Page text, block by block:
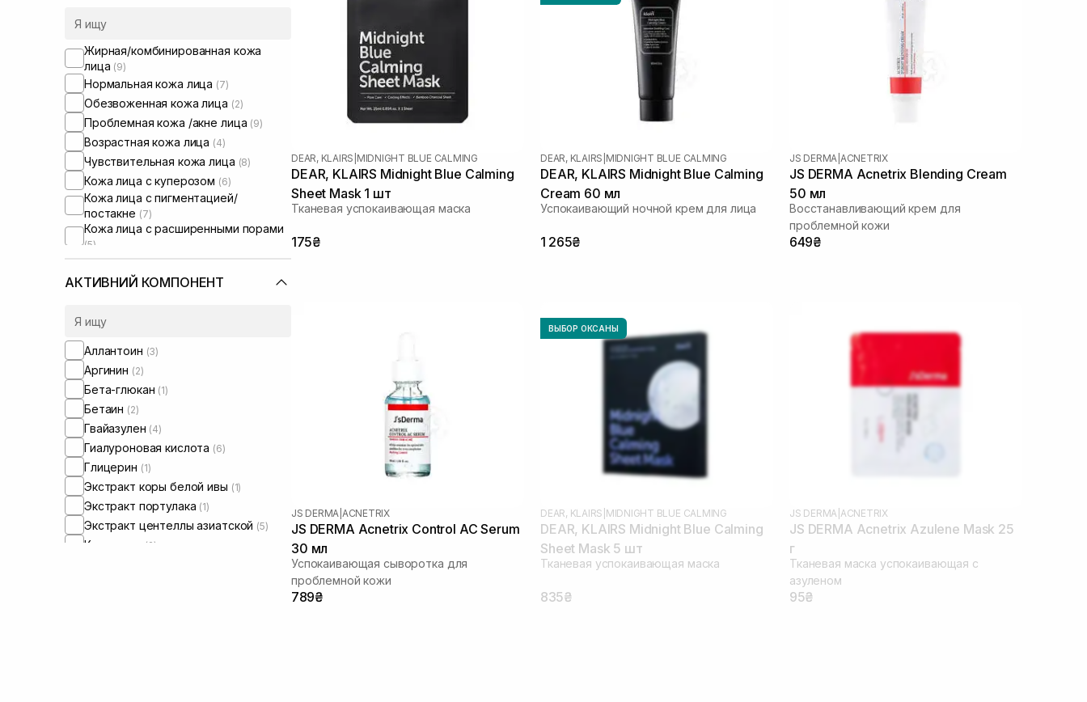
Жирная/комбинированная кожа
лица (9)
Нормальная кожа лица (7)
Обезвоженная кожа лица (2)
Проблемная кожа /акне лица (9)
Возрастная кожа лица (4)
Чувствительная кожа лица (8)
Кожа лица с куперозом (6)
Кожа лица с пигментацией/
постакне (7)
Кожа лица с расширенными порами
(5)
Кожа лица с нарушенным
барьером(4)
Кожа лица с нарушенным
Сыворотки от постакне
АКТИВНИЙ КОМПОНЕНТ
Аллантоин (3)
Аргинин (2)
Бета-глюкан (1)
Бетаин (2)
Гвайазулен (4)
Гиалуроновая кислота (6)
Глицерин (1)
Экстракт коры белой ивы (1)
Экстракт портулака (1)
Экстракт центеллы азиатской (5)
Керамиды (2)
DEAR, KLAIRS MIDNIGHT BLUE CALMING
DEAR, KLAIRS Midnight Blue Calming
Sheet Mask 1 шт
Тканевая успокаивающая маска
175₴
DEAR, KLAIRS MIDNIGHT BLUE CALMING
DEAR, KLAIRS Midnight Blue Calming
Cream 60 мл
Успокаивающий ночной крем для лица
1 265₴
JS DERMA ACNETRIX
JS DERMA Acnetrix Blending Cream
50 мл
Восстанавливающий крем для
проблемной кожи
649₴
JS DERMA ACNETRIX
JS DERMA Acnetrix Control AC Serum
30 мл
Успокаивающая сыворотка для
проблемной кожи
789₴
ВЫБОР ОКСАНЫ
DEAR, KLAIRS MIDNIGHT BLUE CALMING
DEAR, KLAIRS Midnight Blue Calming
Sheet Mask 5 шт
Тканевая успокаивающая маска
835₴
JS DERMA ACNETRIX
JS DERMA Acnetrix Azulene Mask 25
г
Тканевая маска успокаивающая с
азуленом
95₴